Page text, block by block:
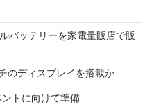
バッテリーを家電量販店で販
のディスプレイを搭載か
トに向けて準備